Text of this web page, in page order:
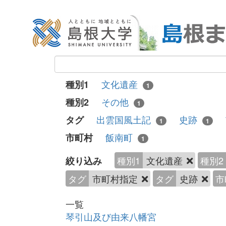
種別1 文化遺産 1
種別2 その他 1
タグ 出雲国風土記 1 史跡 1
市町村
飯南町 1
絞り込み 種別1 文化遺産
種別2
タグ 市町村指定 タグ 史跡
一覧
琴引山及び由来八幡宮